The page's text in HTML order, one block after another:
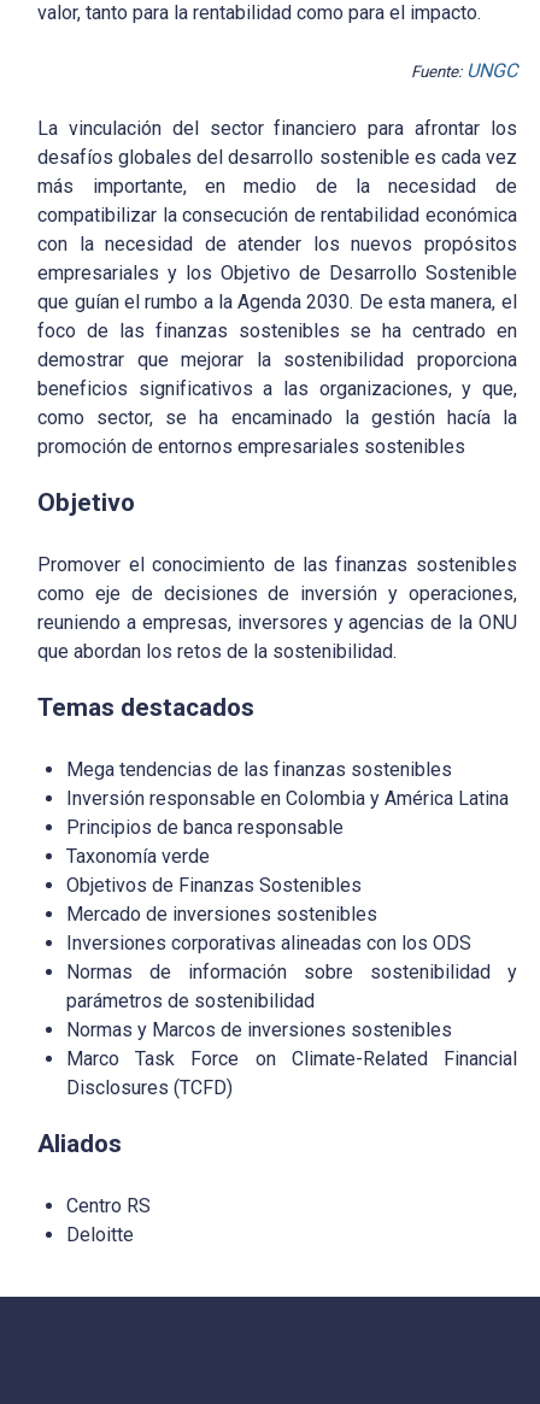
valor, tanto para la rentabilidad como para el impacto.
Fuente: UNGC
La vinculación del sector financiero para afrontar los
desafíos globales del desarrollo sostenible es cada vez
más importante, en medio de la necesidad de
compatibilizar la consecución de rentabilidad económica
con la necesidad de atender los nuevos propósitos
empresariales y los Objetivo de Desarrollo Sostenible
que guían el rumbo a la Agenda 2030. De esta manera, el
foco de las finanzas sostenibles se ha centrado en
demostrar que mejorar la sostenibilidad proporciona
beneficios significativos a las organizaciones, y que,
como sector, se ha encaminado la gestión hacía la
promoción de entornos empresariales sostenibles
Objetivo
Promover el conocimiento de las finanzas sostenibles
como eje de decisiones de inversión y operaciones,
reuniendo a empresas, inversores y agencias de la ONU
que abordan los retos de la sostenibilidad.
Temas destacados
Mega tendencias de las finanzas sostenibles
Inversión responsable en Colombia y América Latina
Principios de banca responsable
Taxonomía verde
Objetivos de Finanzas Sostenibles
Mercado de inversiones sostenibles
Inversiones corporativas alineadas con los ODS
Normas de información sobre sostenibilidad y
parámetros de sostenibilidad
Normas y Marcos de inversiones sostenibles
Marco Task Force on Climate-Related Financial
Disclosures (TCFD)
Aliados
Centro RS
Deloitte